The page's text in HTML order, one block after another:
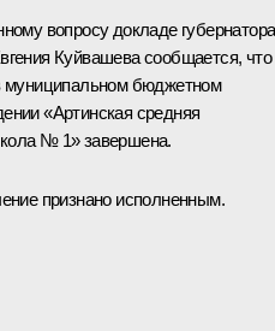
вопросу докладе губернатора
Куйвашева сообщается, что
муниципальном бюджетном
«Артинская средняя
№ 1» завершена.
признано исполненным.